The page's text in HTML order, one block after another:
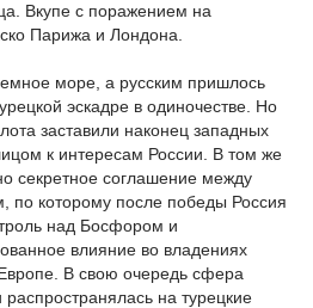
Вкупе с поражением на
Парижа и Лондона.
море, а русским пришлось
эскадре в одиночестве. Но
заставили наконец западных
к интересам России. В том же
секретное соглашение между
по которому после победы Россия
над Босфором и
влияние во владениях
В свою очередь сфера
на турецкие